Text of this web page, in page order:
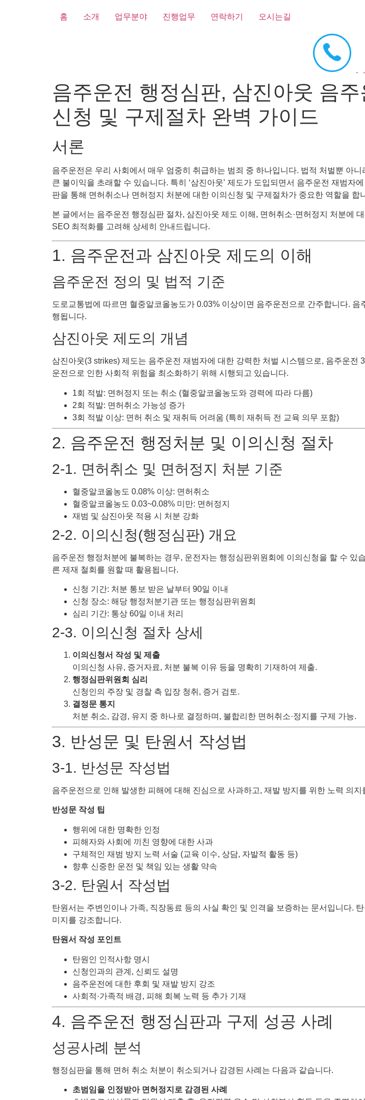
홈 소개 업무분야 진행업무 연락하기 오시는길
음주운전 행정심판, 삼진아웃 음
신청 및 구제절차 완벽 가이드
서론
음주운전은 우리 사회에서 매우 엄중히 취급하는 범죄 중 하나입니다. 법적 처벌뿐 아
큰 불이익을 초래할 수 있습니다. 특히 ‘삼진아웃’ 제도가 도입되면서 음주운전 재범
판을 통해 면허취소나 면허정지 처분에 대한 이의신청 및 구제절차가 중요한 역할을 합
본 글에서는 음주운전 행정심판 절차, 삼진아웃 제도 이해, 면허취소·면허정지 처분에
SEO 최적화를 고려해 상세히 안내드립니다.
1. 음주운전과 삼진아웃 제도의 이해
음주운전 정의 및 법적 기준
도로교통법에 따르면 혈중알코올농도가 0.03% 이상이면 음주운전으로 간주합니다.
행됩니다.
삼진아웃 제도의 개념
삼진아웃(3 strikes) 제도는 음주운전 재범자에 대한 강력한 처벌 시스템으로, 음주운
운전으로 인한 사회적 위험을 최소화하기 위해 시행되고 있습니다.
1회 적발: 면허정지 또는 취소 (혈중알코올농도와 경력에 따라 다름)
2회 적발: 면허취소 가능성 증가
3회 적발 이상: 면허 취소 및 재취득 어려움 (특히 재취득 전 교육 의무 포함)
2. 음주운전 행정처분 및 이의신청 절차
2-1. 면허취소 및 면허정지 처분 기준
혈중알코올농도 0.08% 이상: 면허취소
혈중알코올농도 0.03~0.08% 미만: 면허정지
재범 및 삼진아웃 적용 시 처분 강화
2-2. 이의신청(행정심판) 개요
음주운전 행정처분에 불복하는 경우, 운전자는 행정심판위원회에 이의신청을 할 수
른 제재 철회를 원할 때 활용됩니다.
신청 기간: 처분 통보 받은 날부터 90일 이내
신청 장소: 해당 행정처분기관 또는 행정심판위원회
심리 기간: 통상 60일 이내 처리
2-3. 이의신청 절차 상세
이의신청서 작성 및 제출
이의신청 사유, 증거자료, 처분 불복 이유 등을 명확히 기재하여 제출.
행정심판위원회 심리
신청인의 주장 및 경찰 측 입장 청취, 증거 검토.
결정문 통지
처분 취소, 감경, 유지 중 하나로 결정하며, 불합리한 면허취소·정지를 구제 가능.
3. 반성문 및 탄원서 작성법
3-1. 반성문 작성법
음주운전으로 인해 발생한 피해에 대해 진심으로 사과하고, 재발 방지를 위한 노력 의
반성문 작성 팁
행위에 대한 명확한 인정
피해자와 사회에 끼친 영향에 대한 사과
구체적인 재범 방지 노력 서술 (교육 이수, 상담, 자발적 활동 등)
향후 신중한 운전 및 책임 있는 생활 약속
3-2. 탄원서 작성법
탄원서는 주변인이나 가족, 직장동료 등의 사실 확인 및 인격을 보증하는 문서입니다.
미지를 강조합니다.
탄원서 작성 포인트
탄원인 인적사항 명시
신청인과의 관계, 신뢰도 설명
음주운전에 대한 후회 및 재발 방지 강조
사회적·가족적 배경, 피해 회복 노력 등 추가 기재
4. 음주운전 행정심판과 구제 성공 사례
성공사례 분석
행정심판을 통해 면허 취소 처분이 취소되거나 감경된 사례는 다음과 같습니다.
초범임을 인정받아 면허정지로 감경된 사례